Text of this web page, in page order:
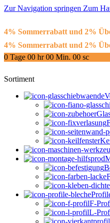
Zur Navigation springen Zum
4% Sommerrabatt und 2%
4% Sommerrabatt und 2%
0 Tage 00 hr00 Min. 00 sc
Sortiment
F-
L-